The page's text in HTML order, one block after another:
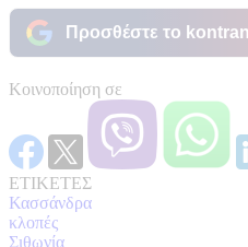
Προσθέστε το
Κοινοποίηση σε
ΕΤΙΚΕΤΕΣ
Κασσάνδρα
κλοπές
Σιθωνία